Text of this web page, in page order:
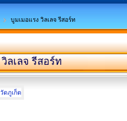
บูมเมอแรง วิลเลจ รีสอร์ท
ลเลจ รีสอร์ท